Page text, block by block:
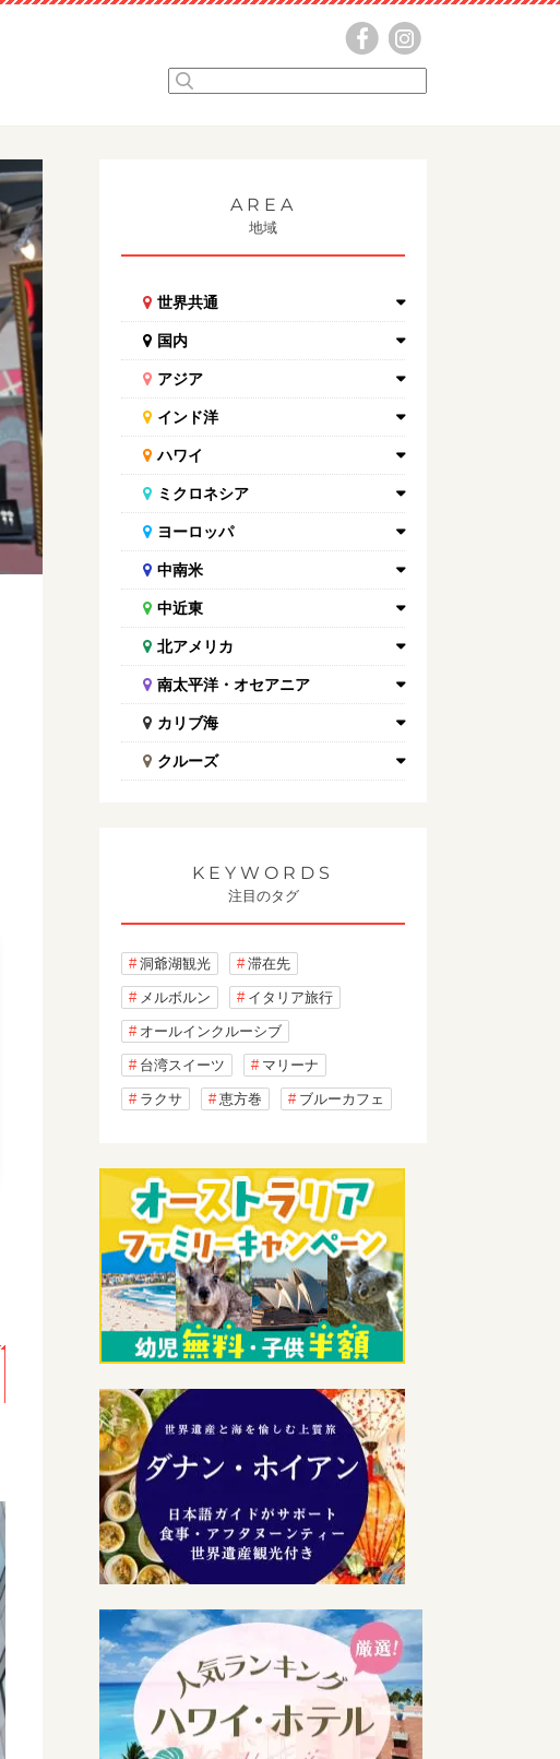
AREA
地域
世界共通
国内
アジア
インド洋
ハワイ
ミクロネシア
ヨーロッパ
中南米
中近東
北アメリカ
南太平洋・オセアニア
カリブ海
クルーズ
KEYWORDS
注目のタグ
洞爺湖観光 滞在先
メルボルン イタリア旅行
オールインクルーシブ
台湾スイーツ マリーナ
ラクサ 恵方巻 ブルーカフェ